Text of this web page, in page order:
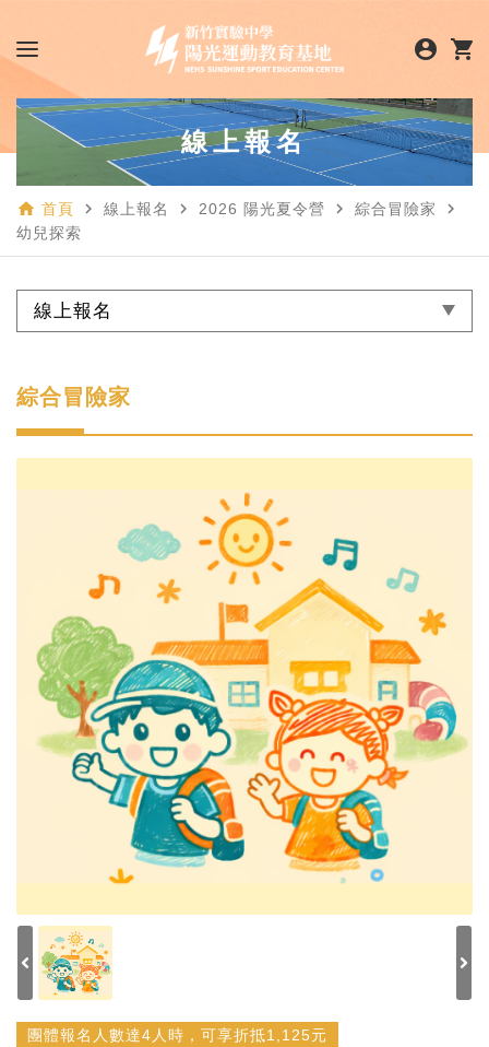
account_circle shopping_cart
線上報名
home 首頁 navigate_next 線上報名 navigate_next 2026 陽光夏令營 navigate_next 綜合冒險家 navigate_next
幼兒探索
線上報名
綜合冒險家
團體報名人數達4人時，可享折抵1,125元